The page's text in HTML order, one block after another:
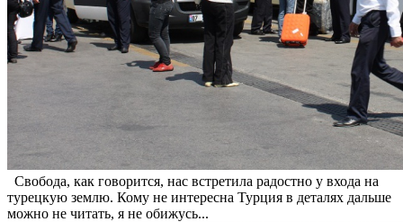
Свобода, как говорится, нас встретила радостно у входа на
турецкую землю. Кому не интересна Турция в деталях дальше
можно не читать, я не обижусь...